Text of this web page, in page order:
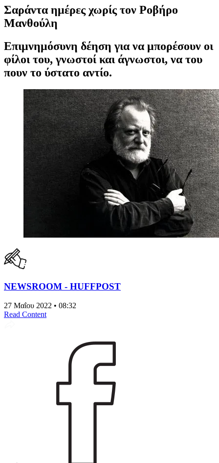
Σαράντα ημέρες χωρίς τον Ροβήρο
Μανθούλη
Επιμνημόσυνη δέηση για να μπορέσουν οι
φίλοι του, γνωστοί και άγνωστοι, να του
πουν το ύστατο αντίο.
NEWSROOM - HUFFPOST
27 Μαΐου 2022 • 08:32
Read Content